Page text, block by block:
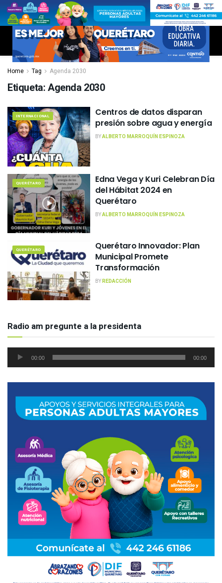
Home Tag Agenda 2030
Etiqueta:Agenda 2030
INTERNACIONAL
Centros de datos disparan
presión sobre agua y energía
BYALBERTO MARROQUÍN ESPINOZA
QUERÉTARO
Edna Vega y Kuri Celebran Día
del Hábitat 2024 en
Querétaro
BYALBERTO MARROQUÍN ESPINOZA
QUERÉTARO
Querétaro Innovador: Plan
Municipal Promete
Transformación
BYREDACCIÓN
Radio am pregunte a la presidenta
Reproductor
00:00 00:00